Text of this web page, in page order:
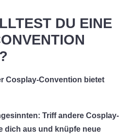
DU EINE
Cosplay-Convention bietet
Triff andere Cosplay-
dich aus und knüpfe neue